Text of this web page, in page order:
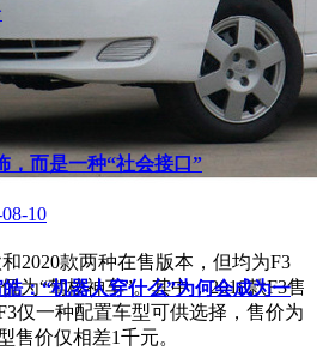
2020款两种在售版本，但均为F3
为“驾校神车”。其中，2018款F3售
仅一种配置车型可供选择，售价为
售价仅相差1千元。
，而是一种“社会接口”
10
：“机器人穿什么”为何会成为一